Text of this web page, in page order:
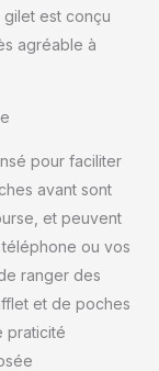
en place
Un
à
pendant
running
notre
bâtons
est conçu
agréable à
pour faciliter
avant sont
et peuvent
ou vos
ranger des
et de poches
praticité